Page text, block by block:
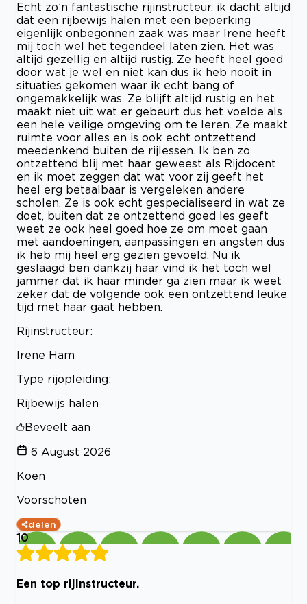
Echt zo’n fantastische rijinstructeur, ik dacht altijd
dat een rijbewijs halen met een beperking
eigenlijk onbegonnen zaak was maar Irene heeft
mij toch wel het tegendeel laten zien. Het was
altijd gezellig en altijd rustig. Ze heeft heel goed
door wat je wel en niet kan dus ik heb nooit in
situaties gekomen waar ik echt bang of
ongemakkelijk was. Ze blijft altijd rustig en het
maakt niet uit wat er gebeurt dus het voelde als
een hele veilige omgeving om te leren. Ze maakt
ruimte voor alles en is ook echt ontzettend
meedenkend buiten de rijlessen. Ik ben zo
ontzettend blij met haar geweest als Rijdocent
en ik moet zeggen dat wat voor zij geeft het
heel erg betaalbaar is vergeleken andere
scholen. Ze is ook echt gespecialiseerd in wat ze
doet, buiten dat ze ontzettend goed les geeft
weet ze ook heel goed hoe ze om moet gaan
met aandoeningen, aanpassingen en angsten dus
ik heb mij heel erg gezien gevoeld. Nu ik
geslaagd ben dankzij haar vind ik het toch wel
jammer dat ik haar minder ga zien maar ik weet
zeker dat de volgende ook een ontzettend leuke
tijd met haar gaat hebben.
Rijinstructeur:
Irene Ham
Type rijopleiding:
Rijbewijs halen
Beveelt aan
6 August 2026
Koen
Voorschoten
delen
10
Een top rijinstructeur.